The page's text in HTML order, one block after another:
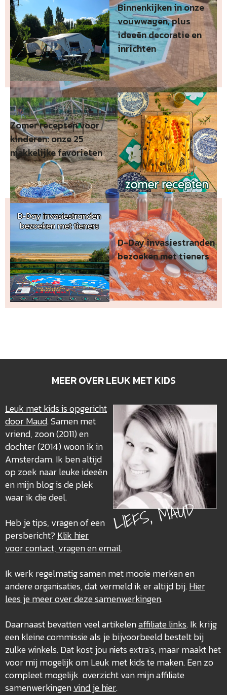
Binnenkijken in onze
vouwwagen, plus
ideeën decoratie en
inrichten
Zomer recepten voor
kinderen: onze 25
makkelijke favorieten
D-Day invasiestranden
bezoeken met tieners
MEER OVER LEUK MET KIDS
LIEFS, MAUD
Leuk met kids is opgericht
door Maud. Samen met
vriend, zoon (2011) en
dochter (2014) woon ik in
Amsterdam. Ik ben altijd
op zoek naar leuke ideeën
en mijn blog is de plek
waar ik die deel.
Heb je tips, vragen of een
persbericht?Klik hier
voor contact, vragen en email.
Ik werk regelmatig samen met mooie merken en
andere organisaties, dat vermeld ik er altijd bij.Hier
lees je meer over dezesamenwerkingen.
Daarnaast bevatten veel artikelenaffiliate links. Ik krijg
een kleine commissie als je bijvoorbeeld bestelt bij
zulke winkels. Dat kost jou niets extra’s, maar maakt het
voor mij mogelijk om Leuk met kids te maken. Een zo
compleet mogelijk overzicht van mijn affiliate
samenwerkingenvind je hier.